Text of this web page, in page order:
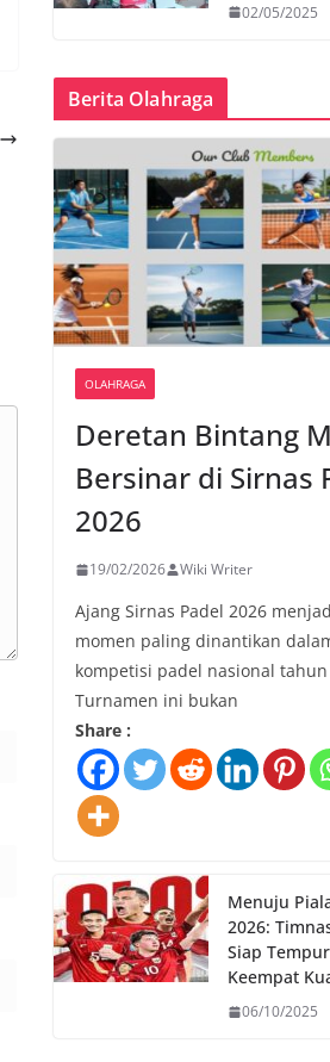
02/05/2025
Berita Olahraga
OLAHRAGA
Deretan Bintang
Bersinar di Sirnas
2026
19/02/2026 Wiki Writer
Ajang Sirnas Padel 2026
momen paling dinantikan
kompetisi padel nasional
Turnamen ini bukan
Share :
Menuju
2026:
Siap
Keempat
06/10/2025